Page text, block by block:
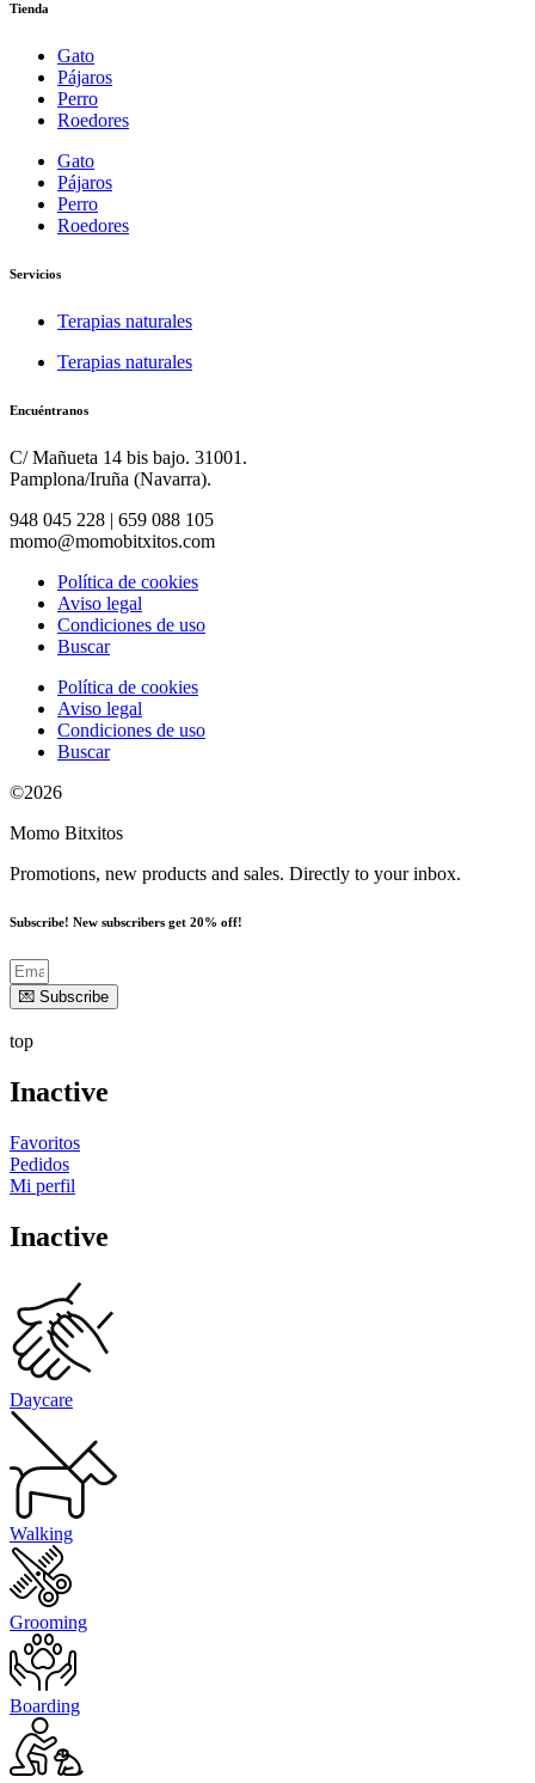
Tienda
Gato
Pájaros
Perro
Roedores
Gato
Pájaros
Perro
Roedores
Servicios
Terapias naturales
Terapias naturales
Encuéntranos
C/ Mañueta 14 bis bajo. 31001.
Pamplona/Iruña (Navarra).
948 045 228 | 659 088 105
momo@momobitxitos.com
Política de cookies
Aviso legal
Condiciones de uso
Buscar
Política de cookies
Aviso legal
Condiciones de uso
Buscar
©2026
Momo Bitxitos
Promotions, new products and sales. Directly to your inbox.
Subscribe! New subscribers get 20% off!
💌 Subscribe
top
Inactive
Favoritos
Pedidos
Mi perfil
Inactive
Daycare
Walking
Grooming
Boarding